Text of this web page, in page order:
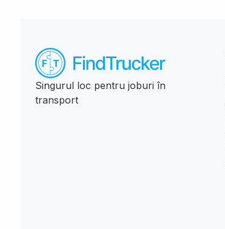
Singurul loc pentru joburi în
transport